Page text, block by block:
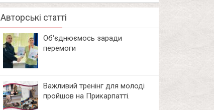
Авторські статті
Об‘єднюємось заради
перемоги
Важливий тренінг для молоді
пройшов на Прикарпатті.